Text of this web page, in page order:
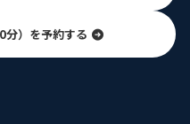
分）を予約する